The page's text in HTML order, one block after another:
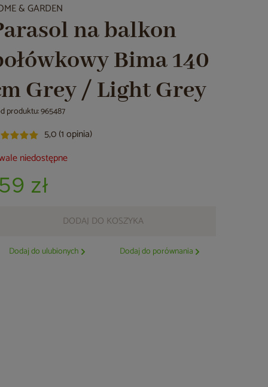
& GARDEN
na balkon
Bima 140
Grey / Light Grey
produktu: 965487
5,0 (1 opinia)
niedostępne
zł
DODAJ DO KOSZYKA
Dodaj do ulubionych Dodaj do porównania